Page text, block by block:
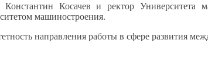
Константин Косачеви ректор Университета
машиностроения.
направления работы в сфере развития